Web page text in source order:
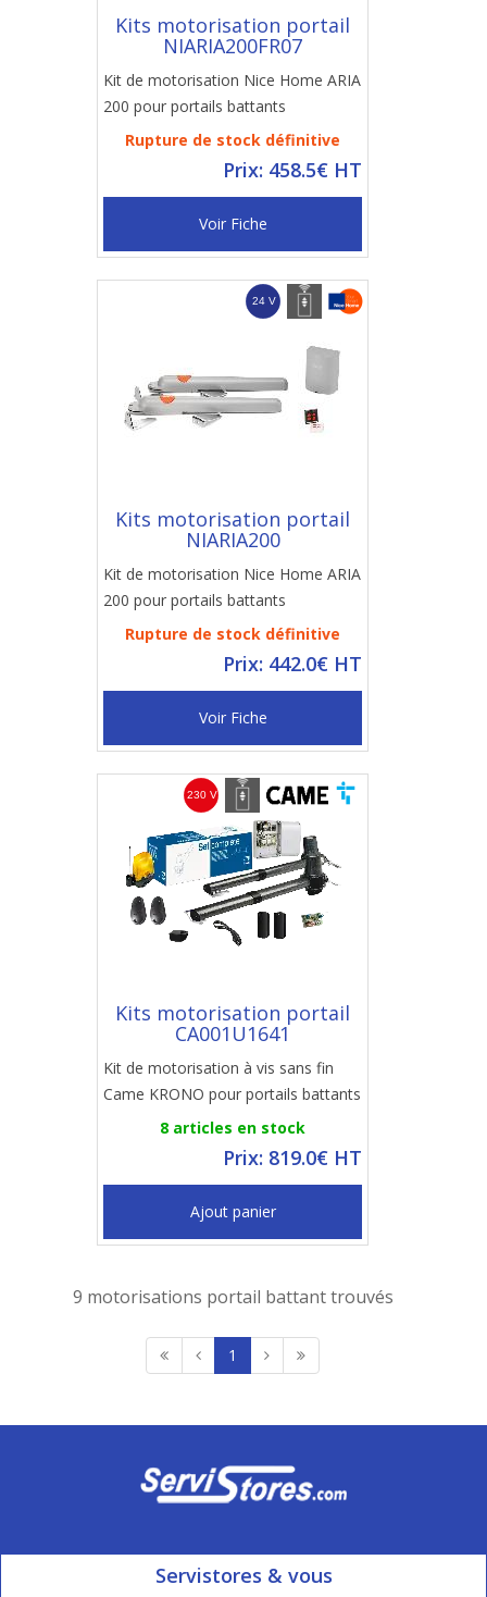
Kits motorisation portail
NIARIA200FR07
Kit de motorisation Nice Home ARIA
200 pour portails battants
Rupture de stock définitive
Prix: 458.5€ HT
Voir Fiche
Kits motorisation portail
NIARIA200
Kit de motorisation Nice Home ARIA
200 pour portails battants
Rupture de stock définitive
Prix: 442.0€ HT
Voir Fiche
Kits motorisation portail
CA001U1641
Kit de motorisation à vis sans fin
Came KRONO pour portails battants
8 articles en stock
Prix: 819.0€ HT
Ajout panier
9 motorisations portail battant trouvés
1
Servistores & vous